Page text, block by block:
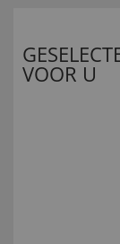
VOOR U